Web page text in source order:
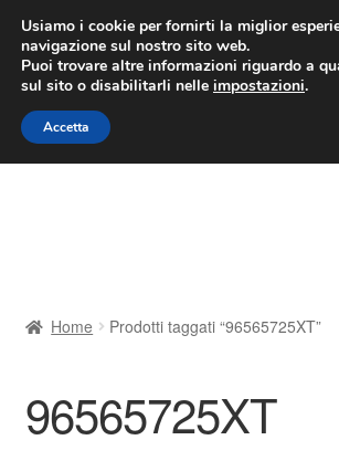
CONSEGNA da 7
Lun-Ven 9:00 - 16:00/
Vai
alla
navigazione
Vai
al
contenuto
Contatto
Home Prodotti taggati “96565725XT”
96565725XT
Usiamo i cookie per fornirti la miglior
navigazione sul nostro sito web.
Puoi trovare altre informazioni riguardo a
sul sito o disabilitarli nelle impostazioni.
Accetta